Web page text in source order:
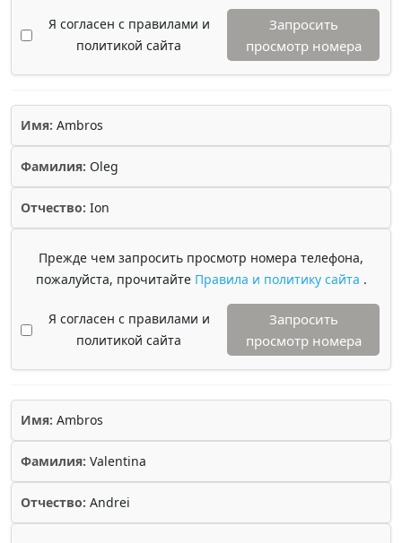
Я согласен с правилами и
политикой сайта
Запросить
просмотр номера
Имя: Ambros
Фамилия: Oleg
Отчество: Ion
Прежде чем запросить просмотр номера телефона,
пожалуйста, прочитайте Правила и политику сайта .
Я согласен с правилами и
политикой сайта
Запросить
просмотр номера
Имя: Ambros
Фамилия: Valentina
Отчество: Andrei